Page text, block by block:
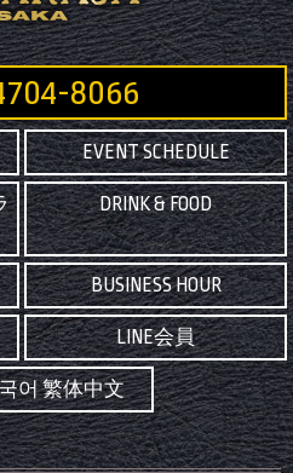
8066
EVENT SCHEDULE
DRINK & FOOD
BUSINESS HOUR
LINE会員
국어 繁体中文